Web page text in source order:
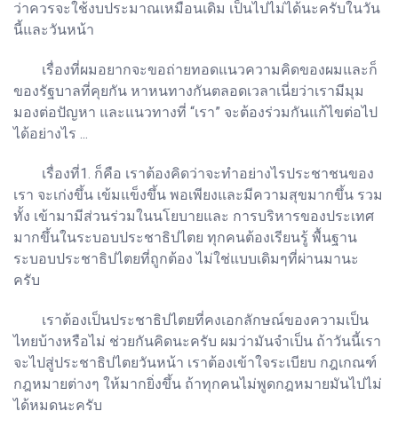
ว่าควรจะใช้งบประมาณเหมือนเดิม เป็นไปไม่ได้นะครับในวัน
นี้และวันหน้า
เรื่องที่ผมอยากจะขอถ่ายทอดแนวความคิดของผมและก็
ของรัฐบาลที่คุยกัน หาหนทางกันตลอดเวลาเนี่ยว่าเรามีมุม
มองต่อปัญหา และแนวทางที่ “เรา” จะต้องร่วมกันแก้ไขต่อไป
ได้อย่างไร ...
เรื่องที่1. ก็คือ เราต้องคิดว่าจะทำอย่างไรประชาชนของ
เรา จะเก่งขึ้น เข้มแข็งขึ้น พอเพียงและมีความสุขมากขึ้น รวม
ทั้ง เข้ามามีส่วนร่วมในนโยบายและ การบริหารของประเทศ
มากขึ้นในระบอบประชาธิปไตย ทุกคนต้องเรียนรู้ พื้นฐาน
ระบอบประชาธิปไตยที่ถูกต้อง ไม่ใช่แบบเดิมๆที่ผ่านมานะ
ครับ
เราต้องเป็นประชาธิปไตยที่คงเอกลักษณ์ของความเป็น
ไทยบ้างหรือไม่ ช่วยกันคิดนะครับ ผมว่ามันจำเป็น ถ้าวันนี้เรา
จะไปสู่ประชาธิปไตยวันหน้า เราต้องเข้าใจระเบียบ กฎเกณฑ์
กฎหมายต่างๆ ให้มากยิ่งขึ้น ถ้าทุกคนไม่พูดกฎหมายมันไปไม่
ได้หมดนะครับ